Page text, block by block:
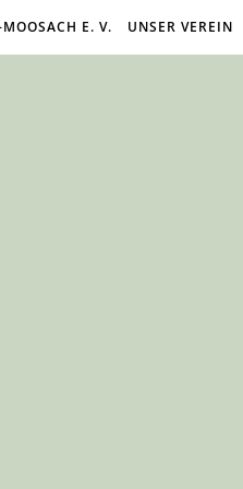
E. V. UNSER VEREIN